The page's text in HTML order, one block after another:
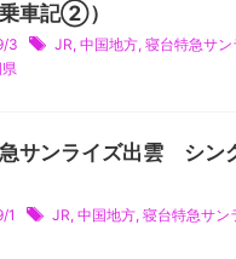
車記②）
3 JR, 中国地方, 寝台特急サン
サンライズ出雲 シン
1 JR, 中国地方, 寝台特急サン